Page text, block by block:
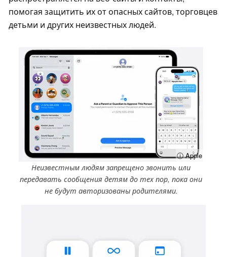
помогая защитить их от опасных сайтов, торговцев
детьми и других неизвестных людей.
ⓘ Apple
Неизвестным людям запрещено звонить или
передавать сообщения детям до тех пор, пока они
не будут авторизованы родителями.